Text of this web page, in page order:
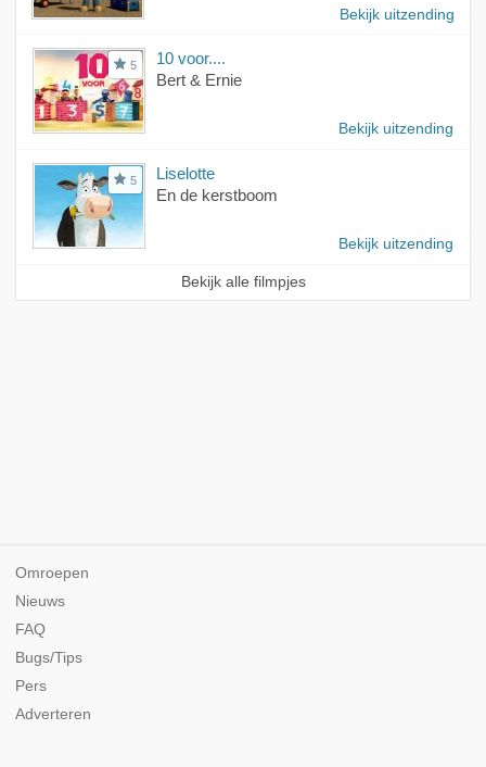
Bekijk uitzending
5
10 voor....
Bert & Ernie
Bekijk uitzending
5
Liselotte
En de kerstboom
Bekijk uitzending
Bekijk alle filmpjes
Omroepen
Nieuws
FAQ
Bugs/Tips
Pers
Adverteren